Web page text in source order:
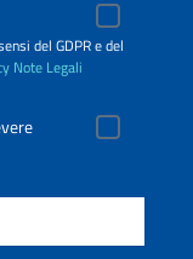
del GDPR e del
Note Legali